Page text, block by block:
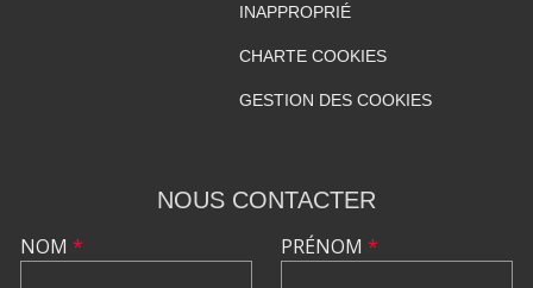
INAPPROPRIÉ
CHARTE COOKIES
GESTION DES COOKIES
NOUS CONTACTER
NOM * PRÉNOM *